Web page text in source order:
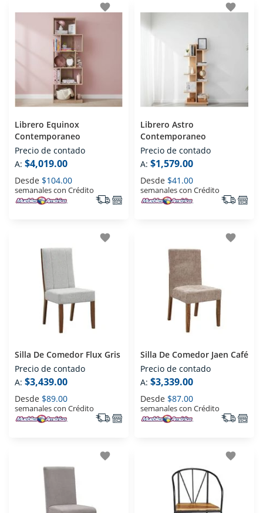
favorite
Librero Equinox
Contemporaneo
Precio de contado
A: $4,019.00
Desde $104.00
semanales con Crédito
favorite
Librero Astro
Contemporaneo
Precio de contado
A: $1,579.00
Desde $41.00
semanales con Crédito
favorite
Silla De Comedor Flux Gris
Precio de contado
A: $3,439.00
Desde $89.00
semanales con Crédito
favorite
Silla De Comedor Jaen Café
Precio de contado
A: $3,339.00
Desde $87.00
semanales con Crédito
favorite favorite